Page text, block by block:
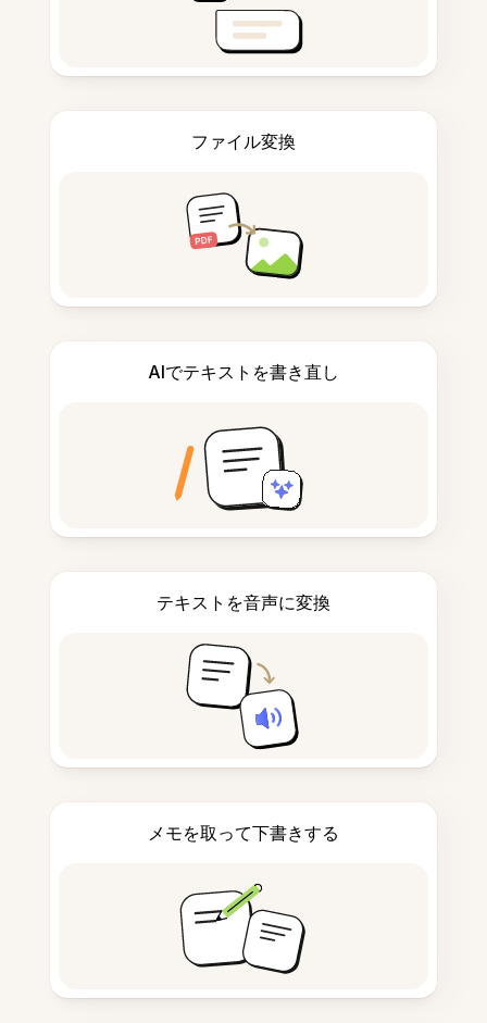
ファイル変換
AIでテキストを書き直し
テキストを音声に変換
メモを取って下書きする